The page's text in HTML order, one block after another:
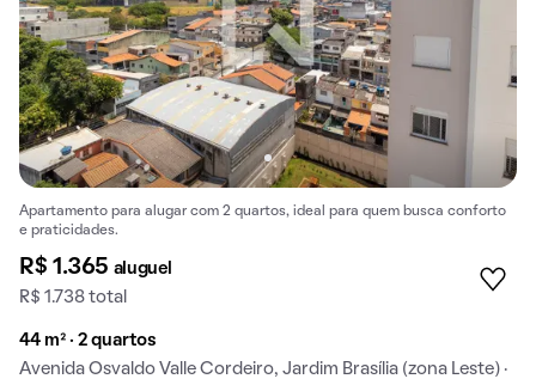
Apartamento para alugar com 2 quartos, ideal para quem busca conforto
e praticidades.
R$ 1.365 aluguel
R$ 1.738 total
44 m² · 2 quartos
Avenida Osvaldo Valle Cordeiro, Jardim Brasília (zona Leste) ·